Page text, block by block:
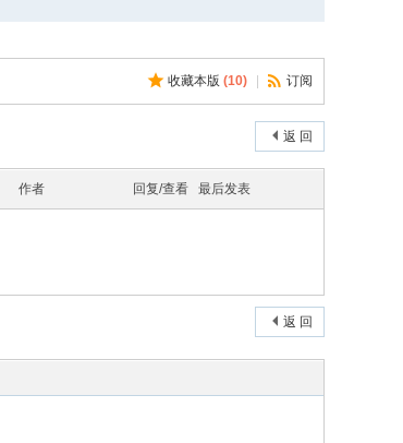
收藏本版 (10) 订阅
返 回
作者 回复/查看 最后发表
返 回